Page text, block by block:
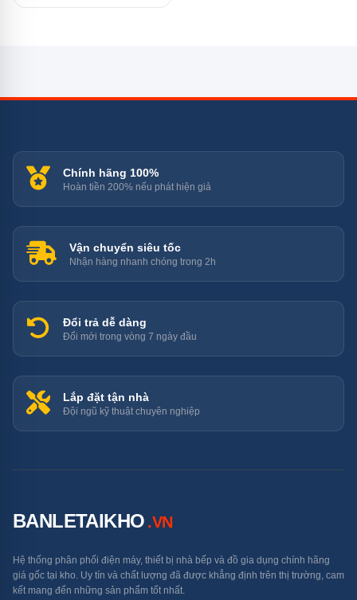
dụng bát đĩa ngay lập tức mà không cần phải lau khô,
Máy rửa bát Bosch SCE52M65EU được xếp hạng
mà vẫn duy trì được hiệu suất rửa tối ưu. Điều này giúp
người dùng không chỉ giảm bớt chi phí tiền điện, mà còn
Chính hãng 100%
Hoàn tiền 200% nếu phát hiện giả
Vận chuyển siêu tốc
Nhận hàng nhanh chóng trong 2h
Đổi trả dễ dàng
Đổi mới trong vòng 7 ngày đầu
Lắp đặt tận nhà
Đội ngũ kỹ thuật chuyên nghiệp
BANLETAIKHO .VN
Hệ thống phân phối điện máy, thiết bị nhà bếp và đồ gia dụng chính hãng
giá gốc tại kho. Uy tín và chất lượng đã được khẳng định trên thị trường, cam
kết mang đến những sản phẩm tốt nhất.